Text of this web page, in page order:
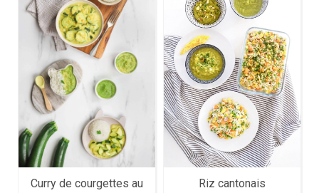
Curry de courgettes au
Riz cantonais